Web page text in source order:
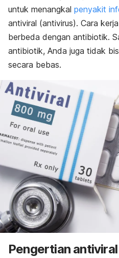
untuk menangkal penyakit
antiviral (antivirus). Cara
berbeda dengan antibiotik.
antibiotik, Anda juga tidak
secara bebas.
Pengertian antiviral